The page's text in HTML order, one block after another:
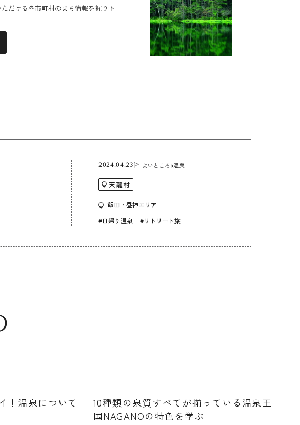
だける各市町村のまち情報を掘り下
2024.04.23 よいところ 温泉
天龍村
飯田・昼神エリア
#日帰り温泉
#リトリート旅
！温泉について
10種類の泉質すべてが揃っている温泉王
国NAGANOの特色を学ぶ